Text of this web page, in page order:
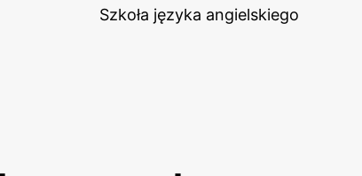
Szkoła języka angielskiego